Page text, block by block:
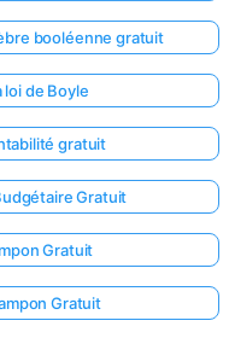
booléenne gratuit
de Boyle
gratuit
Gratuit
Gratuit
Gratuit